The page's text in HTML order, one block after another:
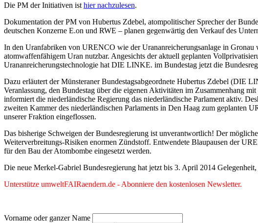
Die PM der Initiativen ist hier nachzulesen.
Dokumentation der PM von Hubertus Zdebel, atompolitischer Sprecher der
deutschen Konzerne E.on und RWE – planen gegenwärtig den Verkauf des
In den Uranfabriken von URENCO wie der Urananreicherungsanlage in
atomwaffenfähigem Uran nutzbar. Angesichts der aktuell geplanten
Urananreicherungstechnologie hat DIE LINKE. im Bundestag jetzt die
Dazu erläutert der Münsteraner Bundestagsabgeordnete Hubertus Zdebel (DIE
Veranlassung, den Bundestag über die eigenen Aktivitäten im Zusammenhang
informiert die niederländische Regierung das niederländische Parlament aktiv.
zweiten Kammer des niederländischen Parlaments in Den Haag zum geplanten
unserer Fraktion eingeflossen.
Das bisherige Schweigen der Bundesregierung ist unverantwortlich! Der
Weiterverbreitungs-Risiken enormen Zündstoff. Entwendete Blaupausen der
für den Bau der Atombombe eingesetzt werden.
Die neue Merkel-Gabriel Bundesregierung hat jetzt bis 3. April 2014
Unterstütze umweltFAIRaendern.de - Abonniere den kostenlosen Newsletter.
Vorname oder ganzer Name